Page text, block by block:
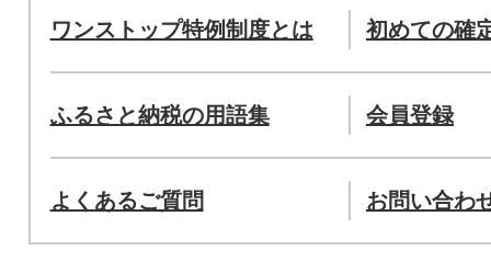
ワンストップ特例制度とは 初めての確
ふるさと納税の用語集 会員登録
よくあるご質問 お問い合わ